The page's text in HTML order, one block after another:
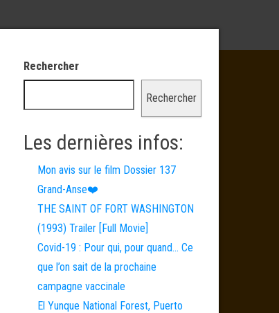
Rechercher
Rechercher
Les dernières infos:
Mon avis sur le film Dossier 137
Grand-Anse❤️
THE SAINT OF FORT WASHINGTON
(1993) Trailer [Full Movie]
Covid-19 : Pour qui, pour quand… Ce
que l’on sait de la prochaine
campagne vaccinale
El Yunque National Forest, Puerto